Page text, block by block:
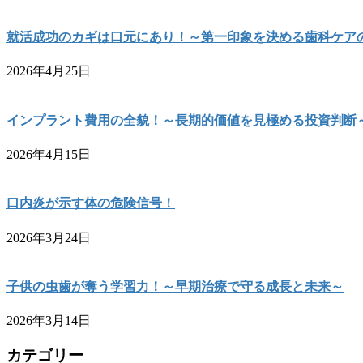
就活成功のカギは口元にあり！～第一印象を決める歯科ケア
2026年4月25日
インプラント費用の全貌！～長期的価値を見極める投資判断
2026年4月15日
口内炎が示す体の危険信号！
2026年3月24日
子供の虫歯が奪う学習力！～早期治療で守る成長と未来～
2026年3月14日
カテゴリー